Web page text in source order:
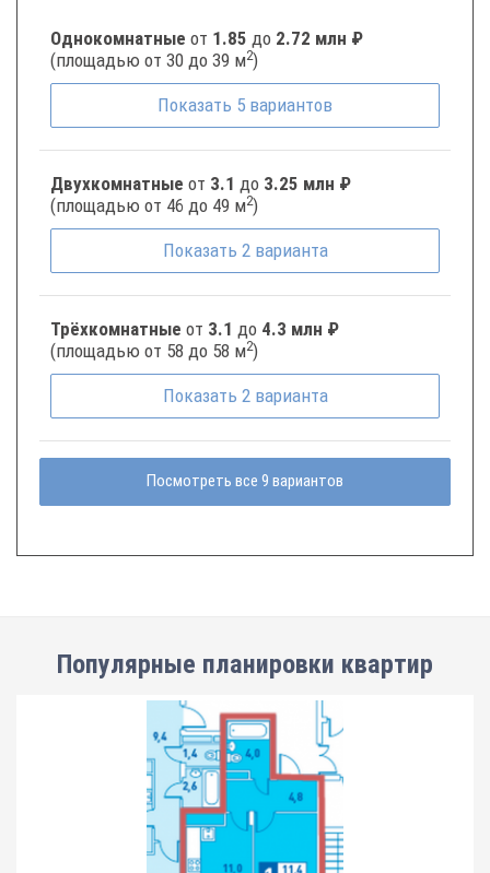
Однокомнатные от 1.85 до 2.72 млн ₽
(площадью от 30 до 39 м2)
Показать 5 вариантов
Двухкомнатные от 3.1 до 3.25 млн ₽
(площадью от 46 до 49 м2)
Показать 2 варианта
Трёхкомнатные от 3.1 до 4.3 млн ₽
(площадью от 58 до 58 м2)
Показать 2 варианта
Посмотреть все 9 вариантов
Популярные планировки квартир